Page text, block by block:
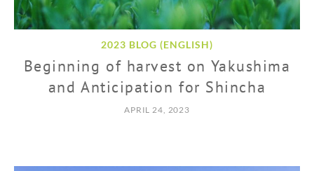
2023 BLOG (ENGLISH)
Beginning of harvest on Yakushima
and Anticipation for Shincha
APRIL 24, 2023